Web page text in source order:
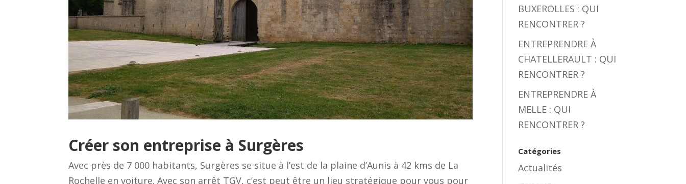
Créer son entreprise à Surgères
Avec près de 7 000 habitants, Surgères se situe à l’est de la plaine d’Aunis à 42 kms de La
Rochelle en voiture. Avec son arrêt TGV, c’est peut être un lieu stratégique pour vous pour
BUXEROLLES : QUI
RENCONTRER ?
ENTREPRENDRE À
CHATELLERAULT : QUI
RENCONTRER ?
ENTREPRENDRE À
MELLE : QUI
RENCONTRER ?
Catégories
Actualités